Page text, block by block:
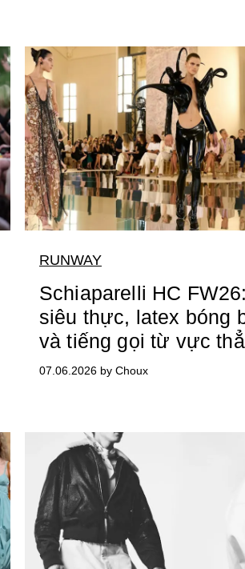
RUNWAY
Schiaparelli HC
siêu thực, latex bóng
và tiếng gọi từ vực
07.06.2026 by Choux